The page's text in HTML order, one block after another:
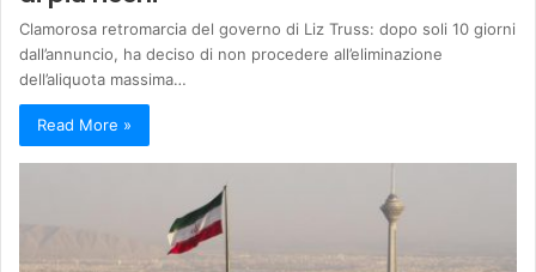
Clamorosa retromarcia del governo di Liz Truss: dopo soli 10 giorni
dall’annuncio, ha deciso di non procedere all’eliminazione
dell’aliquota massima…
Read More »